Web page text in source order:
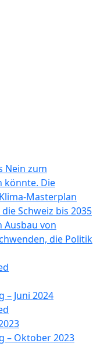
Nein zum
könnte. Die
Masterplan
Schweiz bis 2035
Ausbau von
die Politik
– Juni 2024
– Oktober 2023